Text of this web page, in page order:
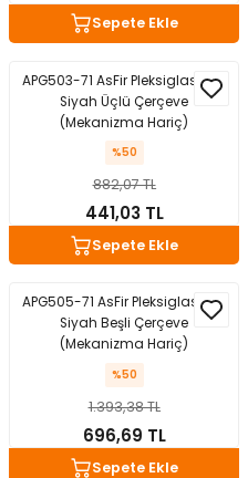
İşitsel İkaz Lambalar
İkaz Lambaları
Sepete Ekle
APG503-71 AsFir Pleksiglas Mat
Siyah Üçlü Çerçeve
(Mekanizma Hariç)
%50
882,07 TL
441,03 TL
Sepete Ekle
APG505-71 AsFir Pleksiglas Mat
Siyah Beşli Çerçeve
(Mekanizma Hariç)
%50
1.393,38 TL
696,69 TL
Sepete Ekle